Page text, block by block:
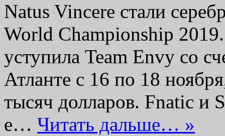
Natus Vincere стали
World Championship
уступила Team Envy со
Атланте с 16 по 18
тысяч долларов. Fnatic и
е… Читать дальше… »